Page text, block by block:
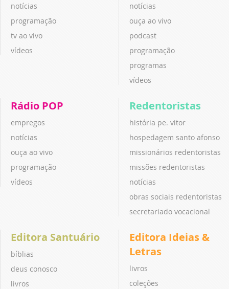
notícias
programação
tv ao vivo
vídeos
notícias
ouça ao vivo
podcast
programação
programas
vídeos
Rádio POP
empregos
notícias
ouça ao vivo
programação
vídeos
Redentoristas
história pe. vitor
hospedagem santo afonso
missionários redentoristas
missões redentoristas
notícias
obras sociais redentoristas
secretariado vocacional
Editora Santuário
bíblias
deus conosco
livros
Editora Ideias &
Letras
livros
coleções